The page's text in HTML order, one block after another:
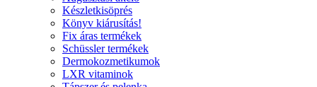
Készletkisöprés
Könyv kiárusítás!
Fix áras termékek
Schüssler termékek
Dermokozmetikumok
LXR vitaminok